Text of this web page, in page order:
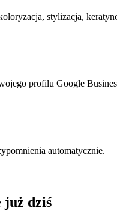
stylizacja,
profilu Google
automatycznie.
już dziś